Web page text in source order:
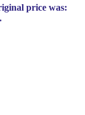
price was: